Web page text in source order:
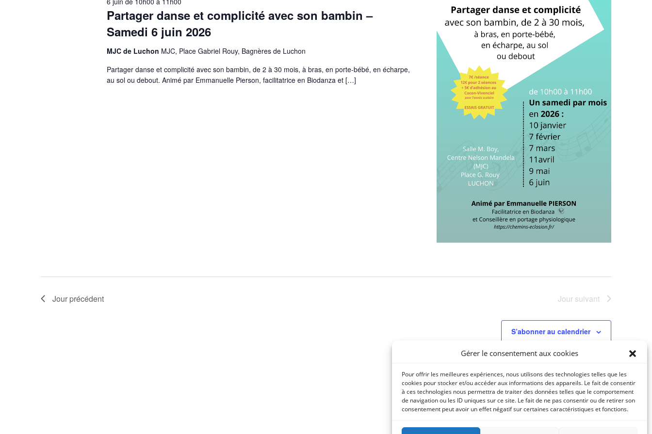
Gérer le consentement aux cookies
Pour offrir les meilleures expériences, nous utilisons des technologies telles que les
cookies pour stocker et/ou accéder aux informations des appareils. Le fait de consentir
à ces technologies nous permettra de traiter des données telles que le comportement
de navigation ou les ID uniques sur ce site. Le fait de ne pas consentir ou de retirer son
consentement peut avoir un effet négatif sur certaines caractéristiques et fonctions.
Partager danse et complicité avec son bambin –
Samedi 6 juin 2026
MJC de Luchon MJC, Place Gabriel Rouy, Bagnères de Luchon
Partager danse et complicité avec son bambin, de 2 à 30 mois, à bras, en porte-bébé, en écharpe,
au sol ou debout. Animé par Emmanuelle Pierson, facilitatrice en Biodanza et […]
Jour précédent Jour suivant
S’abonner au calendrier